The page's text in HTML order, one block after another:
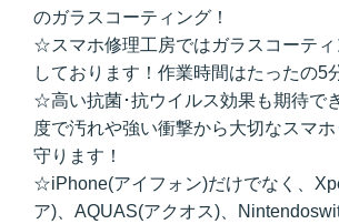
のガラスコーティング！
☆スマホ修理工房ではガラスコーティ
しております！作業時間はたったの5
☆高い抗菌･抗ウイルス効果も期待で
度で汚れや強い衝撃から大切なスマ
守ります！
☆iPhone(アイフォン)だけでなく、
ア)、AQUAS(アクオス)、